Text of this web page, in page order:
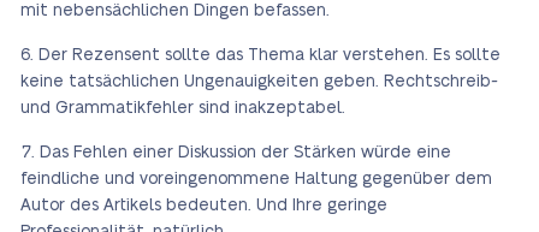
mit nebensächlichen Dingen befassen.
Der Rezensent sollte das Thema klar verstehen. Es sollte
keine tatsächlichen Ungenauigkeiten geben. Rechtschreib-
und Grammatikfehler sind inakzeptabel.
Das Fehlen einer Diskussion der Stärken würde eine
feindliche und voreingenommene Haltung gegenüber dem
Autor des Artikels bedeuten. Und Ihre geringe